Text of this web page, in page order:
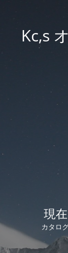
Kc,s
現
カタロ